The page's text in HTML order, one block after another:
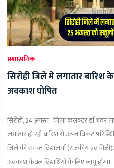
प्रशासनिक
सिरोही जिले में लगातार
अवकाश घोषित
सिरोही, 24 अगस्त। जिला कलक्टर डाॅ भंवर
लगातार हो रही बारिश से उत्पन्न विकट
जिले की समस्त विद्यालयों (राजकीय एवं
अवकाश केवल विद्यार्थियों के लिए लागू होगा।